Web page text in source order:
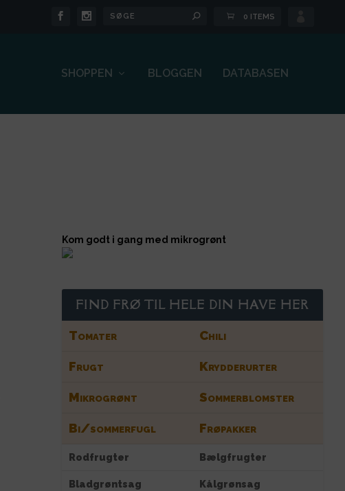
0 ITEMS
SHOPPEN BLOGGEN DATABASEN
Kom godt i gang med mikrogrønt
FIND FRØ TIL HELE DIN HAVE HER
Tomater Chili
Frugt Krydderurter
Mikrogrønt Sommerblomster
Bi/sommerfugl Frøpakker
Rodfrugter Bælgfrugter
Bladgrøntsag Kålgrønsag